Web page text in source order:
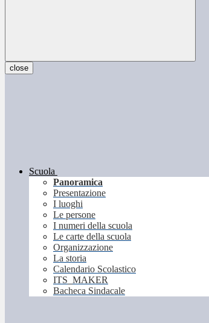
close
Scuola
Panoramica
Presentazione
I luoghi
Le persone
I numeri della scuola
Le carte della scuola
Organizzazione
La storia
Calendario Scolastico
ITS_MAKER
Bacheca Sindacale